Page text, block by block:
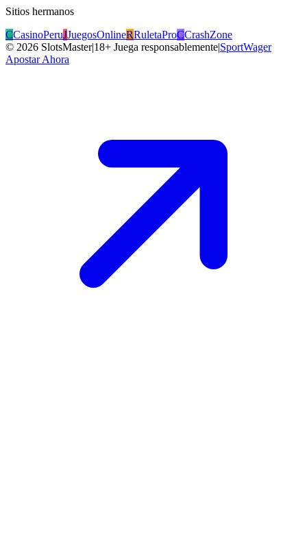
Sitios hermanos
CCasinoPeruJJuegosOnlineRRuletaProCCrashZone
© 2026 SlotsMaster|18+ Juega responsablemente|SportWager
Apostar Ahora